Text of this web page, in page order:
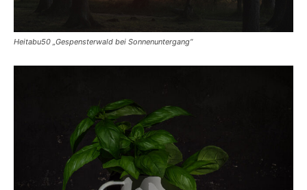
Heitabu50 „Gespensterwald bei Sonnenuntergang“